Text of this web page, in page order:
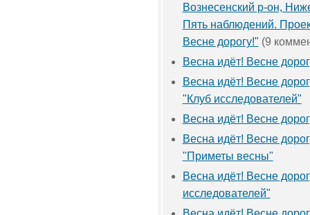
Вознесенский р-он,
Пять наблюдений.
Весне дорогу!" (9
Весна идёт! Весне
Весна идёт! Весне
"Клуб исследователей"
Весна идёт! Весне
Весна идёт! Весне
"Приметы весны"
Весна идёт! Весне
исследователей"